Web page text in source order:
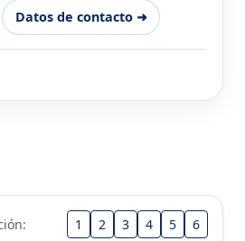
Datos de contacto ➜
1 2 3 4 5 6